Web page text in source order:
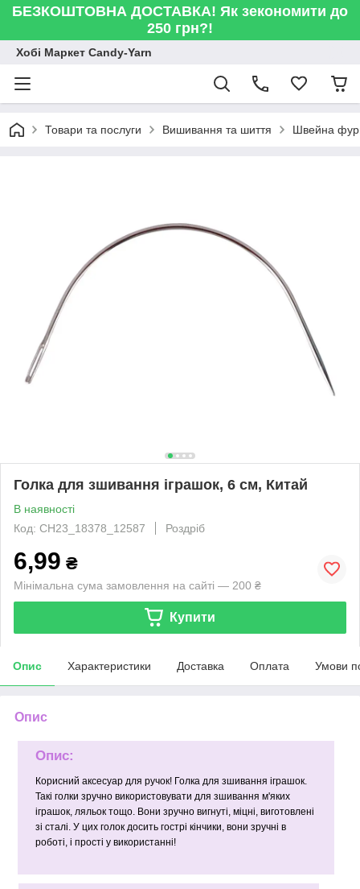
БЕЗКОШТОВНА ДОСТАВКА! Як зекономити до
250 грн?!
Хобі Маркет Candy-Yarn
Товари та послуги Вишивання та шиття Швейна
Голка для зшивання іграшок, 6 см, Китай
В наявності
Код: CH23_18378_12587
Роздріб
6,99 ₴
Мінімальна сума замовлення на сайті — 200 ₴
Купити
Опис Характеристики Доставка Оплата Умови
Опис
Опис:
Корисний аксесуар для ручок! Голка для зшивання іграшок.
Такі голки зручно використовувати для зшивання м'яких
іграшок, ляльок тощо. Вони зручно вигнуті, міцні, виготовлені
зі сталі. У цих голок досить гострі кінчики, вони зручні в
роботі, і прості у використанні!